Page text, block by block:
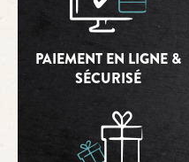
PAIEMENT EN LIGNE &
SÉCURISÉ